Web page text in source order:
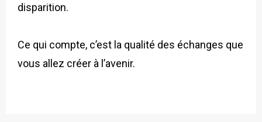
disparition.
Ce qui compte, c’est la qualité des échanges que
vous allez créer à l’avenir.